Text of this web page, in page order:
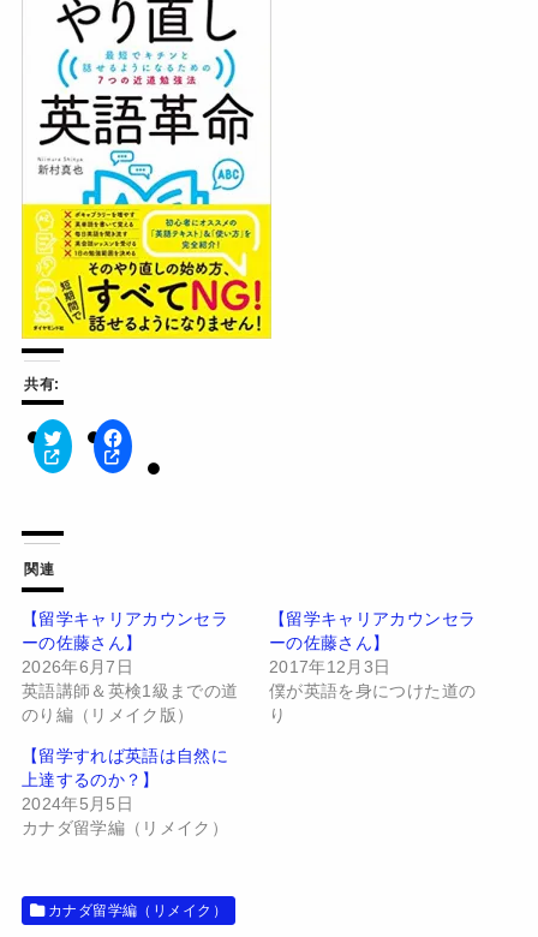
共有:
ク
リ
て
T
w
i
t
t
e
r
で
共
有
(
新
い
ウ
ィ
ン
ド
ウ
ま
す
)
F
a
有
す
る
に
は
ク
リ
ッ
し
て
く
だ
さ
い
い
ウ
ィ
関連
【留学キャリアカウンセラ
ーの佐藤さん】
2026年6月7日
英語講師＆英検1級までの道
のり編（リメイク版）
【留学キャリアカウンセラ
ーの佐藤さん】
2017年12月3日
僕が英語を身につけた道の
り
【留学すれば英語は自然に
上達するのか？】
2024年5月5日
カナダ留学編（リメイク）
カナダ留学編（リメイク）